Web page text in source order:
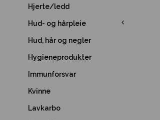
Hjerte/ledd
Hud- og hårpleie
Hud, hår og negler
Hygieneprodukter
Immunforsvar
Kvinne
Lavkarbo